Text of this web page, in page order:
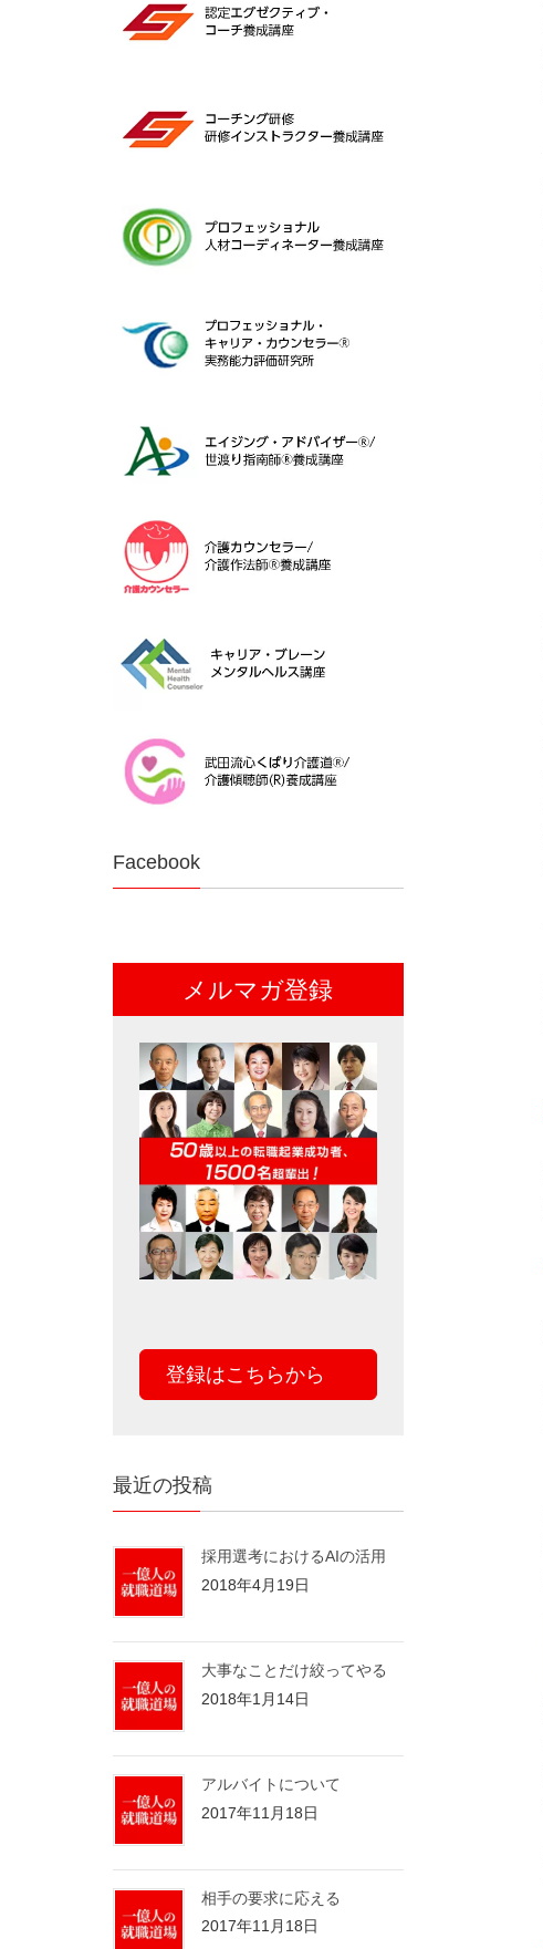
Facebook
メルマガ登録
登録はこちらから
最近の投稿
採用選考におけるAIの活用
2018年4月19日
大事なことだけ絞ってやる
2018年1月14日
アルバイトについて
2017年11月18日
相手の要求に応える
2017年11月18日